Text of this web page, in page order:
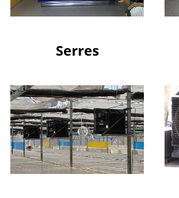
Serres